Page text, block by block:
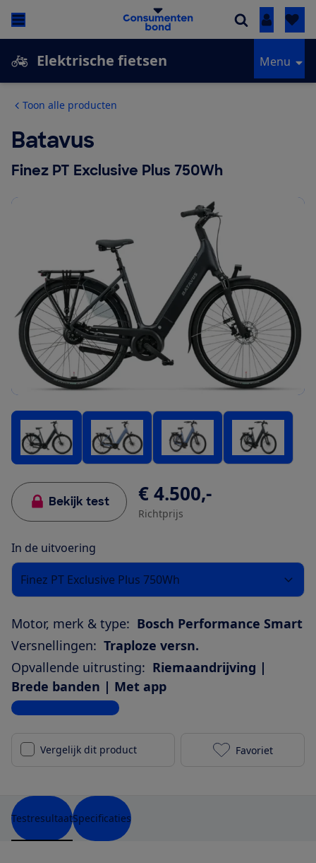
Inloggen
Elektrische fietsen Menu
Toon alle producten
Batavus
Finez PT Exclusive Plus 750Wh
Bekijk test € 4.500,-
Richtprijs
In de uitvoering
Finez PT Exclusive Plus 750Wh
Motor, merk & type: Bosch Performance Smart
Versnellingen: Traploze versn.
Opvallende uitrusting: Riemaandrijving |
Brede banden | Met app
Bekijk alle specificaties
Vergelijk dit product Batavus
Favoriet
TestresultaatSpecificaties